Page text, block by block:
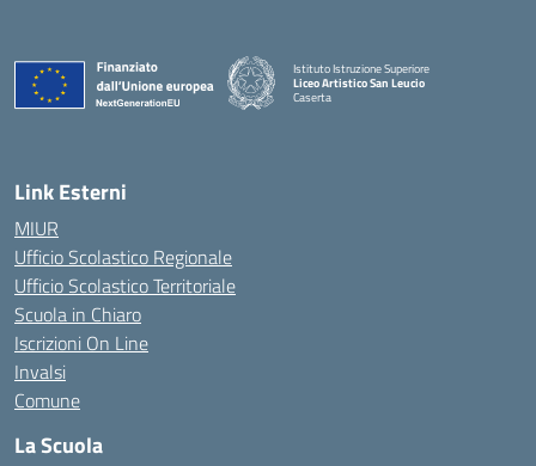
Istituto Istruzione Superiore
Liceo Artistico San Leucio
Caserta
Link Esterni
MIUR
Ufficio Scolastico Regionale
Ufficio Scolastico Territoriale
Scuola in Chiaro
Iscrizioni On Line
Invalsi
Comune
La Scuola